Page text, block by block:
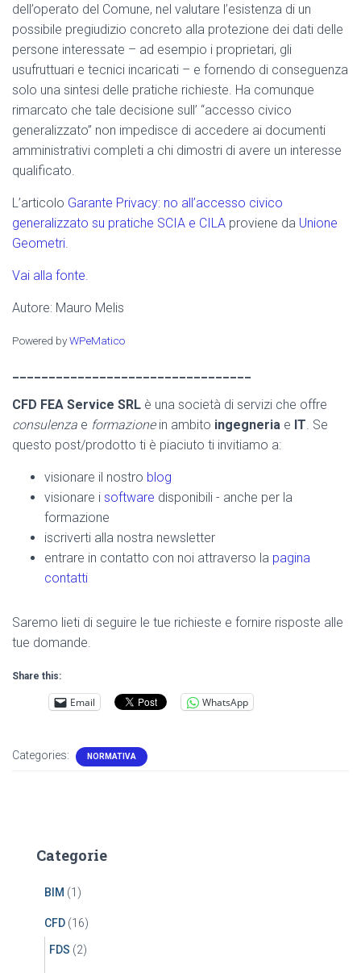
dell’operato del Comune, nel valutare l’esistenza di un
possibile pregiudizio concreto alla protezione dei dati delle
persone interessate – ad esempio i proprietari, gli
usufruttuari e tecnici incaricati – e fornendo di conseguenza
solo una sintesi delle pratiche richieste. Ha comunque
rimarcato che tale decisione sull’ “accesso civico
generalizzato” non impedisce di accedere ai documenti
amministrativi completi a chi dimostri di avere un interesse
qualificato.
L’articolo Garante Privacy: no all’accesso civico
generalizzato su pratiche SCIA e CILA proviene da Unione
Geometri.
Vai alla fonte.
Autore: Mauro Melis
Powered byWPeMatico
CFD FEA Service SRL è una società di servizi che offre
consulenza e formazionein ambito ingegneria e IT. Se
questo post/prodotto ti è piaciuto ti invitiamo a:
visionare il nostro blog
visionare i software disponibili - anche per la
formazione
iscriverti alla nostra newsletter
entrare in contatto con noi attraverso la pagina
contatti
Saremo lieti di seguire le tue richieste e fornire risposte alle
tue domande.
Share this:
Email WhatsApp
Categories: NORMATIVA
Categorie
BIM (1)
CFD (16)
FDS (2)